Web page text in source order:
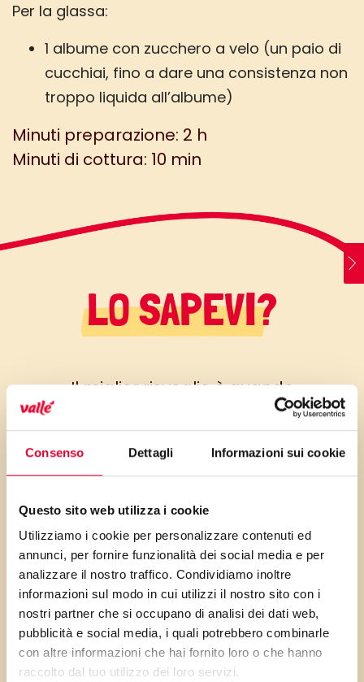
Consenso Dettagli Informazioni sui cookie
Questo sito web utilizza i cookie
Utilizziamo i cookie per personalizzare contenuti ed
annunci, per fornire funzionalità dei social media e per
analizzare il nostro traffico. Condividiamo inoltre
informazioni sul modo in cui utilizzi il nostro sito con i
nostri partner che si occupano di analisi dei dati web,
pubblicità e social media, i quali potrebbero combinarle
con altre informazioni che hai fornito loro o che hanno
raccolto dal tuo utilizzo dei loro servizi.
Per la glassa:
1 albume con zucchero a velo (un paio di
cucchiai, fino a dare una consistenza non
troppo liquida all’albume)
Minuti preparazione: 2 h
Minuti di cottura: 10 min
LO SAPEVI?
Il miglior risveglio è quando
sentiamo il profumo di brioche
appena sfornate, a me piace
risvegliare cosi i miei bambini.
trucchetto per farli alzare e
andare a scuola con una
buona colazione. Con pochi
passi ed ingredienti possiamo
farle a casa, in questo caso
basta prepararle la sera ed
infornarle la mattina.